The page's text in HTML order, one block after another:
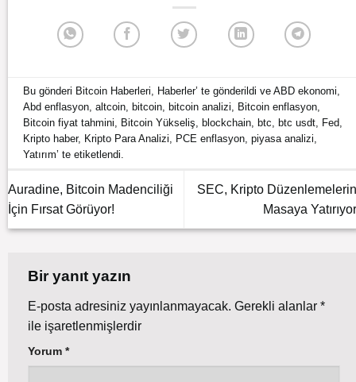
Bu gönderi Bitcoin Haberleri Haberler’ te gönderildi veABD ekonomi
Abd enflasyon ,altcoin ,bitcoin ,bitcoin analizi Bitcoin enflasyon
Bitcoin fiyat tahmini
Bitcoin Yükseliş ,blockchain ,btc ,btc usdt Fed
Kripto haber, Kripto Para Analizi PCE enflasyon ,piyasa analizi
Yatırım’ te etiketlendi.
Auradine, Bitcoin Madenciliği
İçin Fırsat Görüyor!
SEC, Kripto
Masaya
Bir yanıt yazın
E-posta adresiniz yayınlanmayacak. Gerekli alanlar *
ile işaretlenmişlerdir
Yorum *